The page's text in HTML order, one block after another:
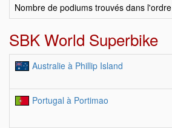
Nombre de podiums trouvés dans l'ordre
SBK World Superbike
Australie à Phillip Island
Portugal à Portimao